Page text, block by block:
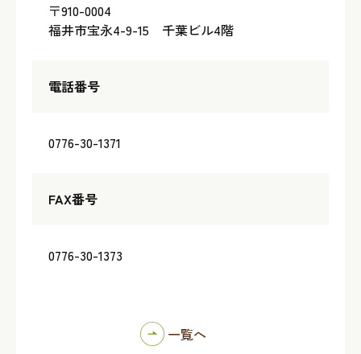
〒910-0004
福井市宝永4-9-15 千葉ビル4階
電話番号
0776-30-1371
FAX番号
0776-30-1373
一覧へ